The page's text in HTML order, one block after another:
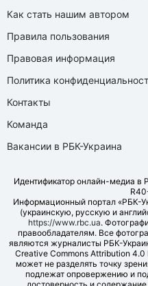
Как стать нашим автором
Правила пользования
Правовая информация
Политика
Контакты
Команда
Вакансии в РБК-Украина
Идентификатор онлайн-медиа в
Информационный портал «РБК-
(украинскую, русскую и
https://www.rbc.ua.
правообладателям. Все
являются журналисты РБК-
Creative Commons Attribution
может не разделять точку
подлежат опровержению и